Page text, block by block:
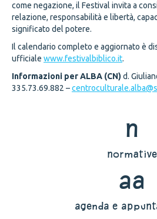
come negazione, il Festival invita a
relazione, responsabilità e libertà,
significato del potere.
Il calendario completo e aggiornato è
ufficiale www.festivalbiblico.it.
Informazioni per ALBA (CN) d.
335.73.69.882 –
n
normative
aa
agenda e